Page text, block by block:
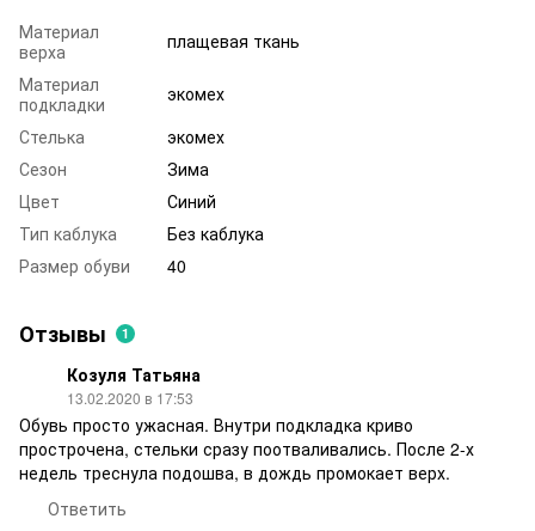
Материал
верха
плащевая ткань
Материал
подкладки
экомех
Стелька
экомех
Сезон
Зима
Цвет
Синий
Тип каблука
Без каблука
Размер обуви
40
Отзывы 1
Козуля Татьяна
13.02.2020 в 17:53
Обувь просто ужасная. Внутри подкладка криво
прострочена, стельки сразу поотваливались. После 2-х
недель треснула подошва, в дождь промокает верх.
Ответить